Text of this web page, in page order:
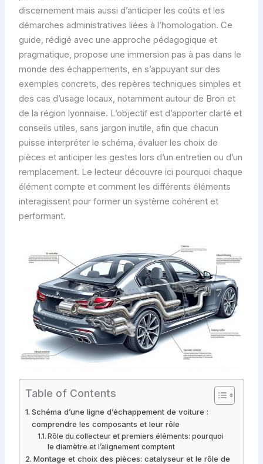
discernement mais aussi d’anticiper les coûts et les
démarches administratives liées à l’homologation. Ce
guide, rédigé avec une approche pédagogique et
pragmatique, propose une immersion pas à pas dans le
monde des échappements, en s’appuyant sur des
exemples concrets, des repères techniques simples et
des cas d’usage locaux, notamment autour de Bron et
de la région lyonnaise. L’objectif est d’apporter clarté et
conseils utiles, sans jargon inutile, afin que chacun
puisse interpréter le schéma, évaluer les choix de
pièces et anticiper les gestes lors d’un entretien ou d’un
remplacement. Le lecteur découvre ici pourquoi chaque
élément compte et comment les différents éléments
interagissent pour former un système cohérent et
performant.
Table of Contents
Schéma d’une ligne d’échappement de voiture :
comprendre les composants et leur rôle
Rôle du collecteur et premiers éléments: pourquoi
le diamètre et l’alignement comptent
Montage et choix des pièces: catalyseur et le rôle de